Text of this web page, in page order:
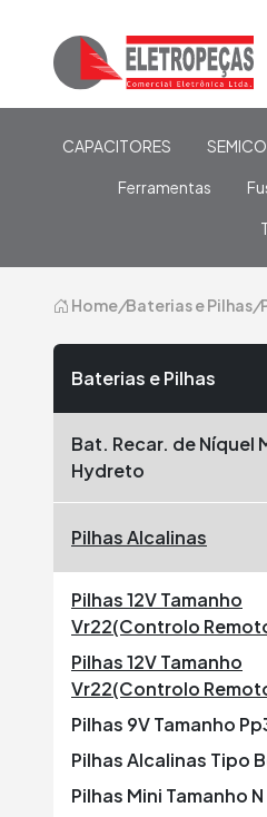
CAPACITORES
Ferramentas
Home/Baterias e Pilhas/
Baterias e Pilhas
Bat. Recar. de Níquel
Hydreto
Pilhas Alcalinas
Pilhas 12V Tamanho
Vr22(Controlo
Pilhas 12V Tamanho
Vr22(Controlo
Pilhas 9V Tamanho
Pilhas Alcalinas Tipo
Pilhas Mini Tamanho N